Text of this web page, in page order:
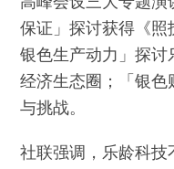
保证」探讨获得《照
银色生产动力」探讨
经济生态圈；「银色
与挑战。
社联强调，乐龄科